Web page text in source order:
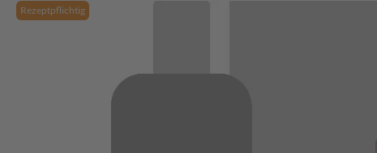
Rezeptpflichtig